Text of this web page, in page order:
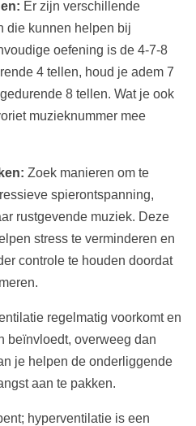
Er zijn verschillende
die kunnen helpen bij
oefening is de 4-7-8
4 tellen, houd je adem 7
8 tellen. Wat je ook
muzieknummer mee
Zoek manieren om te
spierontspanning,
rustgevende muziek. Deze
stress te verminderen en
controle te houden doordat
regelmatig voorkomt en
beïnvloedt, overweeg dan
je helpen de onderliggende
aan te pakken.
hyperventilatie is een